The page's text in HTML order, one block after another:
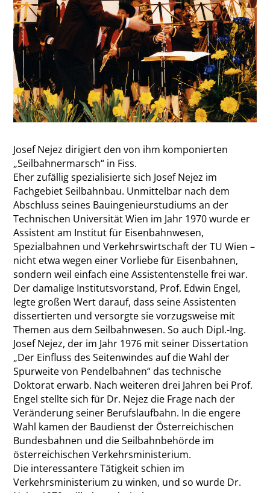
Josef Nejez dirigiert den von ihm komponierten
„Seilbahnermarsch“ in Fiss.
Eher zufällig spezialisierte sich Josef Nejez im
Fachgebiet Seilbahnbau. Unmittelbar nach dem
Abschluss seines Bauingenieurstudiums an der
Technischen Universität Wien im Jahr 1970 wurde er
Assistent am Institut für Eisenbahnwesen,
Spezialbahnen und Verkehrswirtschaft der TU Wien –
nicht etwa wegen einer Vorliebe für Eisenbahnen,
sondern weil einfach eine Assistentenstelle frei war.
Der damalige Institutsvorstand, Prof. Edwin Engel,
legte großen Wert darauf, dass seine Assistenten
dissertierten und versorgte sie vorzugsweise mit
Themen aus dem Seilbahnwesen. So auch Dipl.-Ing.
Josef Nejez, der im Jahr 1976 mit seiner Dissertation
„Der Einfluss des Seitenwindes auf die Wahl der
Spurweite von Pendelbahnen“ das technische
Doktorat erwarb. Nach weiteren drei Jahren bei Prof.
Engel stellte sich für Dr. Nejez die Frage nach der
Veränderung seiner Berufslaufbahn. In die engere
Wahl kamen der Baudienst der Österreichischen
Bundesbahnen und die Seilbahnbehörde im
österreichischen Verkehrsministerium.
Die interessantere Tätigkeit schien im
Verkehrsministerium zu winken, und so wurde Dr.